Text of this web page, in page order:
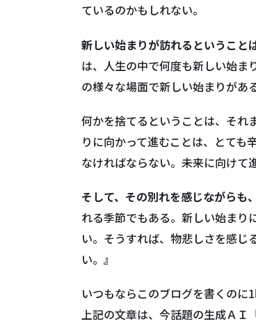
ているのかもしれない。
新しい始まりが訪れるということ
は、人生の中で何度も新しい始ま
の様々な場面で新しい始まりがあ
何かを捨てるということは、それ
りに向かって進むことは、とても
なければならない。未来に向けて
そして、その別れを感じながらも
れる季節でもある。新しい始まり
い。そうすれば、物悲しさを感じ
い。 』
いつもならこのブログを書くのに
上記の文章は、今話題の生成ＡＩ